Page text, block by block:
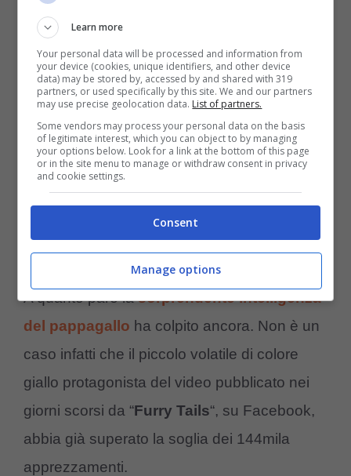
La reazione del pappagallo (Facebook Furry Tails –
A quanto pare lasorprendente intelligenza
del pappagallo ha colpito ancora. Non è un
caso infatti che il piccolo volatile di colore
giallo protagonista del video pubblicato nei
giorni scorsi da “Furry Tails“, su Facebook,
abbia già superato la soglia dei 144mila
apprezzamenti.
Learn more
Your personal data will be processed and information from
your device (cookies, unique identifiers, and other device
data) may be stored by, accessed by and shared with 319
partners, or used specifically by this site. We and our partners
may use precise geolocation data. List of partners.
Some vendors may process your personal data on the basis
of legitimate interest, which you can object to by managing
your options below. Look for a link at the bottom of this page
or in the site menu to manage or withdraw consent in privacy
and cookie settings.
Consent
Manage options